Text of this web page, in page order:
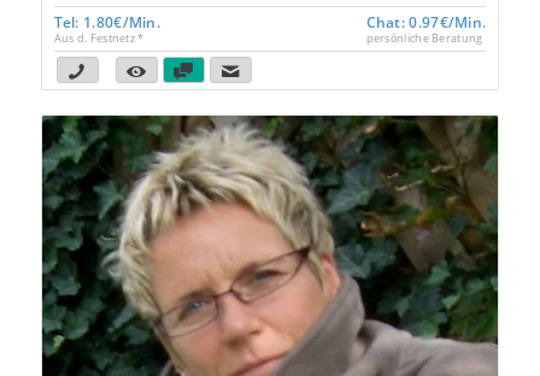
Tel: 1.80€/Min.
Aus d. Festnetz *
Chat: 0.97€/Min.
persönliche Beratung